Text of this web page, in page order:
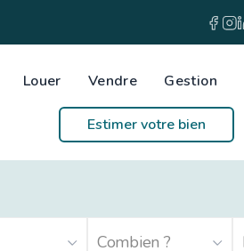
Estimer votre bien
Louer Vendre Gestion